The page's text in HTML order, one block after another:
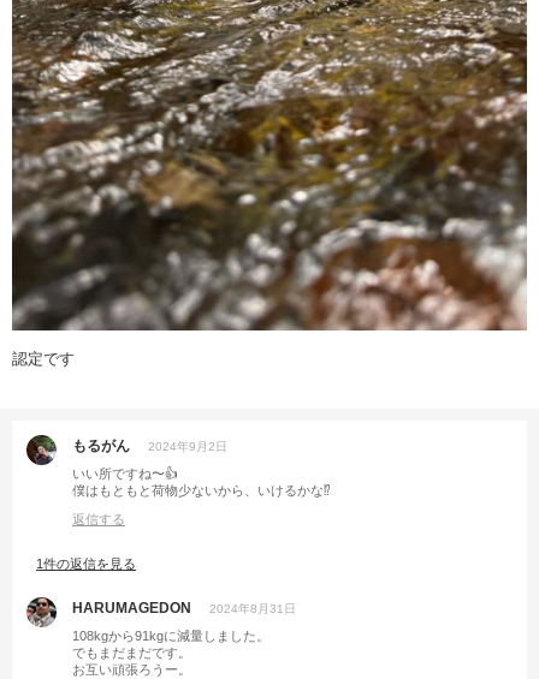
認定です
もるがん 2024年9月2日
いい所ですね〜👍
僕はもともと荷物少ないから、いけるかな⁉︎
返信する
1件の返信を見る
HARUMAGEDON 2024年8月31日
108kgから91kgに減量しました。
でもまだまだです。
お互い頑張ろうー。